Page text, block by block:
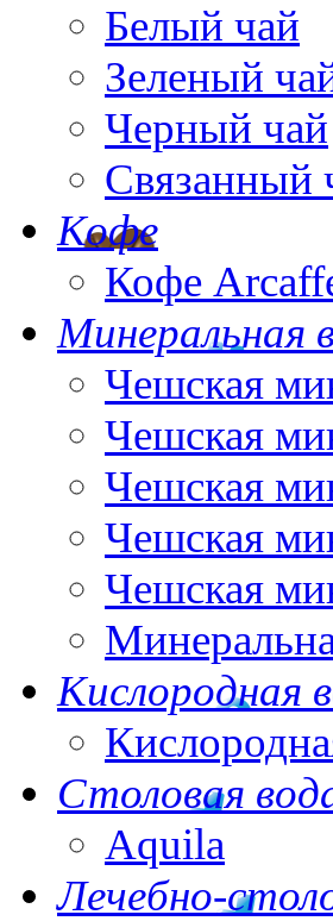
Белый чай
Зеленый
Черный чай
Связанный
Кофе
Кофе
Минеральная
Чешская
Чешская
Чешская
Чешская
Чешская
Кислородная
Столовая
Aquila
Лечебно-